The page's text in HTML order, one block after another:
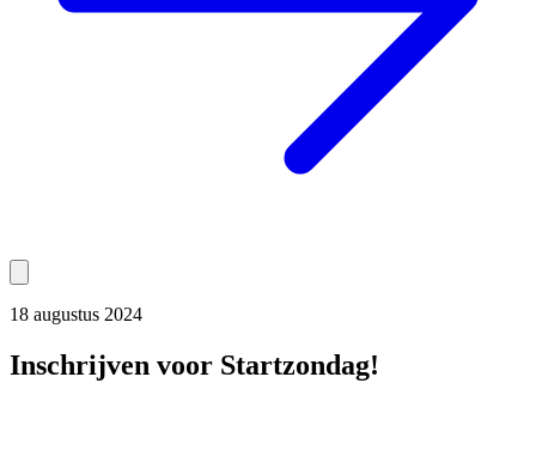
18 augustus 2024
Inschrijven voor Startzondag!